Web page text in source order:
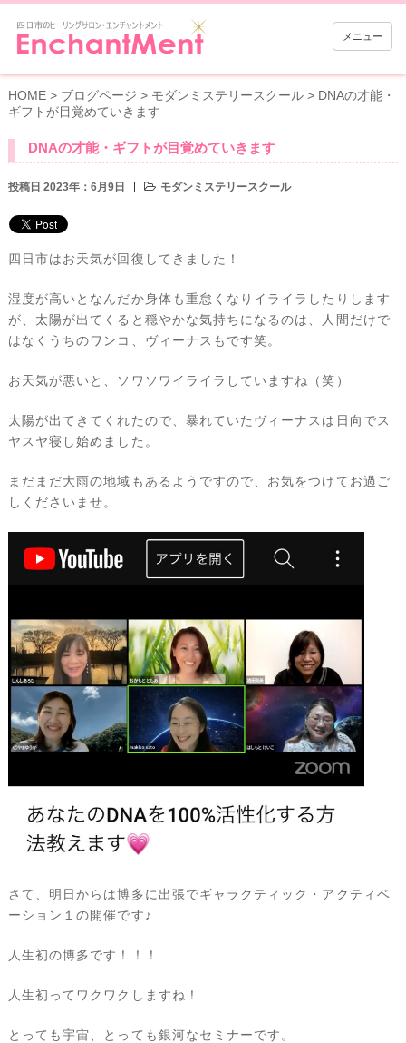
メニュー
HOME> ブログページ > モダンミステリースクール> DNAの才能・
ギフトが目覚めていきます
DNAの才能・ギフトが目覚めていきます
投稿日 2023年：6月9日 モダンミステリースクール
四日市はお天気が回復してきました！
湿度が高いとなんだか身体も重怠くなりイライラしたりします
が、太陽が出てくると穏やかな気持ちになるのは、人間だけで
はなくうちのワンコ、ヴィーナスもです笑。
お天気が悪いと、ソワソワイライラしていますね（笑）
太陽が出てきてくれたので、暴れていたヴィーナスは日向でス
ヤスヤ寝し始めました。
まだまだ大雨の地域もあるようですので、お気をつけてお過ご
しくださいませ。
さて、明日からは博多に出張でギャラクティック・アクティベ
ーション１の開催です♪
人生初の博多です！！！
人生初ってワクワクしますね！
とっても宇宙、とっても銀河なセミナーです。